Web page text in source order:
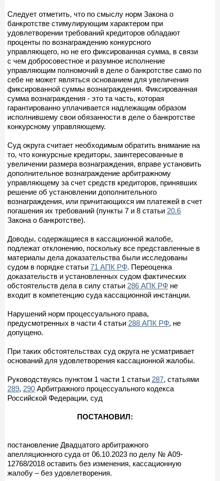
Следует отметить, что по смыслу норм Закона о
банкротстве стимулирующим характером при
удовлетворении требований кредиторов обладают
проценты по вознаграждению конкурсного
управляющего, но не его фиксированная сумма, в связи
с чем добросовестное и разумное исполнение
управляющим полномочий в деле о банкротстве само по
себе не может являться основанием для увеличения
фиксированной суммы вознаграждения. Фиксированная
сумма вознаграждения - это та часть, которая
гарантированно уплачивается надлежащим образом
исполнившему свои обязанности в деле о банкротстве
конкурсному управляющему.
Суд округа считает необходимым обратить внимание на
то, что конкурсные кредиторы, заинтересованные в
увеличении размера вознаграждения, вправе установить
дополнительное вознаграждение арбитражному
управляющему за счет средств кредиторов, принявших
решение об установлении дополнительного
вознаграждения, или причитающихся им платежей в счет
погашения их требований (пункты 7 и 8 статьи 20.6
Закона о банкротстве).
Доводы, содержащиеся в кассационной жалобе,
подлежат отклонению, поскольку все представленные в
материалы дела доказательства были исследованы
судом в порядке статьи 71 АПК РФ. Переоценка
доказательств и установленных судом фактических
обстоятельств дела в силу статьи 286 АПК РФ не
входит в компетенцию суда кассационной инстанции.
Нарушений норм процессуального права,
предусмотренных в части 4 статьи 288 АПК РФ, не
допущено.
При таких обстоятельствах суд округа не усматривает
оснований для удовлетворения кассационной жалобы.
Руководствуясь пунктом 1 части 1 статьи 287, статьями
289, 290 Арбитражного процессуального кодекса
Российской Федерации, суд
ПОСТАНОВИЛ:
постановление Двадцатого арбитражного
апелляционного суда от 06.10.2023 по делу № А09-
12768/2018 оставить без изменения, кассационную
жалобу – без удовлетворения.